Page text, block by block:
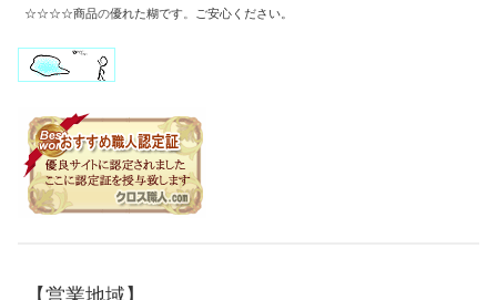
☆☆☆☆商品の優れた糊です ご安心ください。
【営業地域】